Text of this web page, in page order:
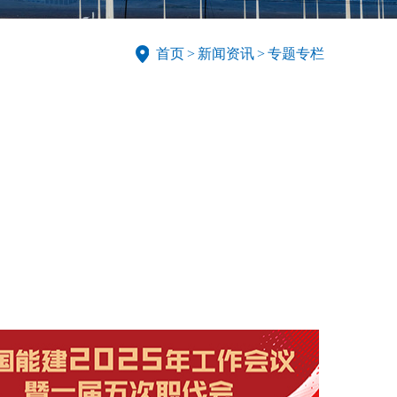
首页 > 新闻资讯 > 专题专栏